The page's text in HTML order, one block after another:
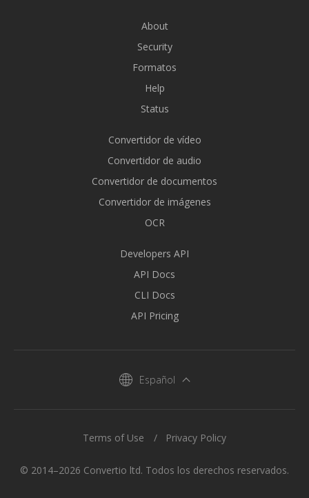
About
Security
Formatos
Help
Status
Convertidor de vídeo
Convertidor de audio
Convertidor de documentos
Convertidor de imágenes
OCR
Developers API
API Docs
CLI Docs
API Pricing
Español
© 2014–2026 Convertio ltd. Todos los derechos reservados.
Terms of Use Privacy Policy